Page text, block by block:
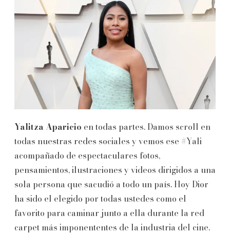
Yalitza Aparicio en todas partes. Damos scroll en
todas nuestras redes sociales y vemos ese #Yali
acompañado de espectaculares fotos,
pensamientos, ilustraciones y videos dirigidos a una
sola persona que sacudió a todo un país. Hoy Dior
ha sido el elegido por todas ustedes como el
favorito para caminar junto a ella durante la red
carpet más imponententes de la industria del cine.